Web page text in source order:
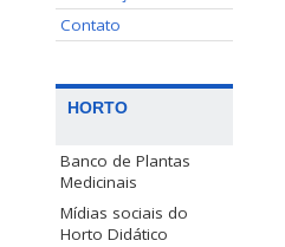
Contato
HORTO
Banco de Plantas
Medicinais
Mídias sociais do
Horto Didático